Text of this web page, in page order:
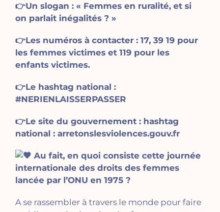
👉Un slogan : « Femmes en ruralité, et si
on parlait inégalités ? »
👉Les numéros à contacter : 17, 39 19 pour
les femmes victimes et 119 pour les
enfants victimes.
👉Le hashtag national :
#NERIENLAISSERPASSER
👉Le site du gouvernement : hashtag
national :arretonslesviolences.gouv.fr
Au fait, en quoi consiste cette journée
internationale des droits des femmes
lancée par l’ONU en 1975 ?
A se rassembler à travers le monde pour faire